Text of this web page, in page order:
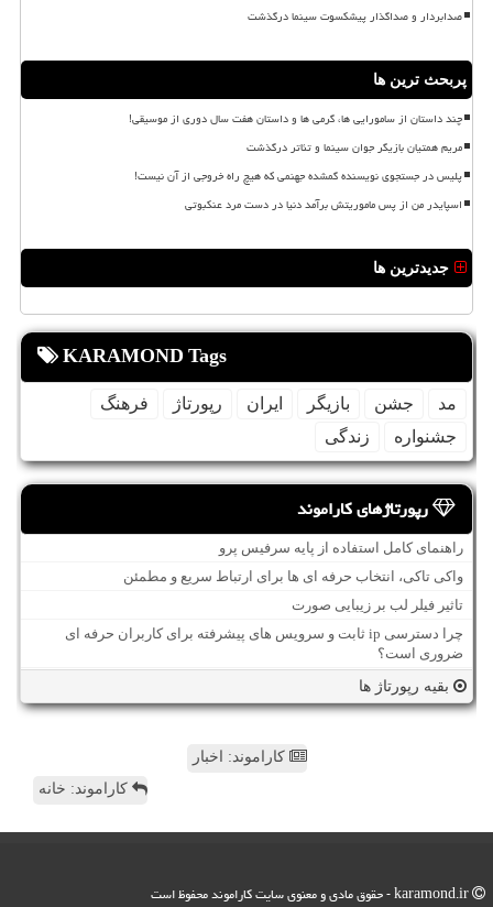
صدابردار و صداگذار پیشکسوت سینما درگذشت
پربحث ترین ها
چند داستان از سامورایی ها، گرمی ها و داستان هفت سال دوری از موسیقی!
مریم همتیان بازیگر جوان سینما و تئاتر درگذشت
پلیس در جستجوی نویسنده گمشده جهنمی که هیچ راه خروجی از آن نیست!
اسپایدر من از پس ماموریتش برآمد دنیا در دست مرد عنکبوتی
جدیدترین ها
KARAMOND Tags
مد جشن بازیگر ایران رپورتاژ
فرهنگ
جشنواره
زندگی
رپورتاژهای کاراموند
راهنمای کامل استفاده از پایه سرفیس پرو
واکی تاکی، انتخاب حرفه ای ها برای ارتباط سریع و مطمئن
تاثیر فیلر لب بر زیبایی صورت
چرا دسترسی ip ثابت و سرویس های پیشرفته برای کاربران حرفه ای
ضروری است؟
بقیه رپورتاژ ها
کاراموند: اخبار
کاراموند: خانه